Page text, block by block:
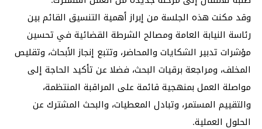
وقد مكنت هذه الجلسة من إبراز أهمية التنسيق القائم بين
رئاسة النيابة العامة ومصالح الشرطة القضائية في تحسين
مؤشرات تدبير الشكايات والمحاضر، وتتبع إنجاز الأبحاث، وتقليص
المخلف، ومراجعة برقيات البحث، فضلا عن تأكيد الحاجة إلى
مواصلة العمل بمنهجية قائمة على المراقبة المنتظمة،
والتقييم المستمر، وتبادل المعطيات، والبحث المشترك عن
الحلول العملية.